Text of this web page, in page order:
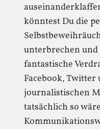
könntest Du die
unterbrechen
fantastische
Facebook, Twitter
journalistischen
tatsächlich so